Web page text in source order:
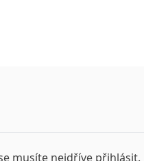
musíte nejdříve přihlásit.